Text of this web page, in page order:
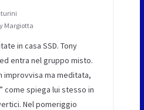
Margiotta
in casa SSD. Tony
entra nel gruppo misto.
improvvisa ma meditata,
come spiega lui stesso in
Nel pomeriggio